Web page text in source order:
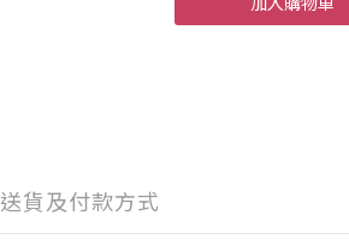
送貨及付款方式